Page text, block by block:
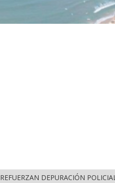
REFUERZAN DEPURACIÓN